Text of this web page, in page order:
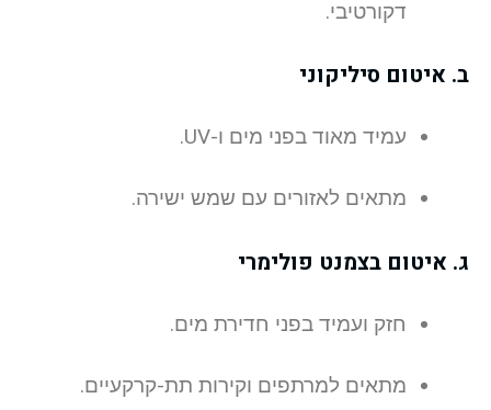
דקורטיבי.
ב. איטום סיליקוני
עמיד מאוד בפני מים ו-UV.
מתאים לאזורים עם שמש ישירה.
ג. איטום בצמנט פולימרי
חזק ועמיד בפני חדירת מים.
מתאים למרתפים וקירות תת-קרקעיים.